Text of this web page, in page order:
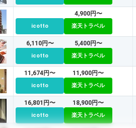
icotto
4,900円〜
楽天トラベル
6,110円〜
icotto
5,400円〜
楽天トラベル
11,674円〜
icotto
11,900円〜
楽天トラベル
16,801円〜
icotto
18,900円〜
楽天トラベル